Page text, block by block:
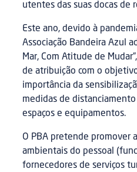
utentes das suas docas de
Este ano, devido à
Associação Bandeira Azul
Mar, Com Atitude de
de atribuição com o
importância da
medidas de
espaços e equipamentos.
O PBA pretende promover
ambientais do pessoal
fornecedores de serviços